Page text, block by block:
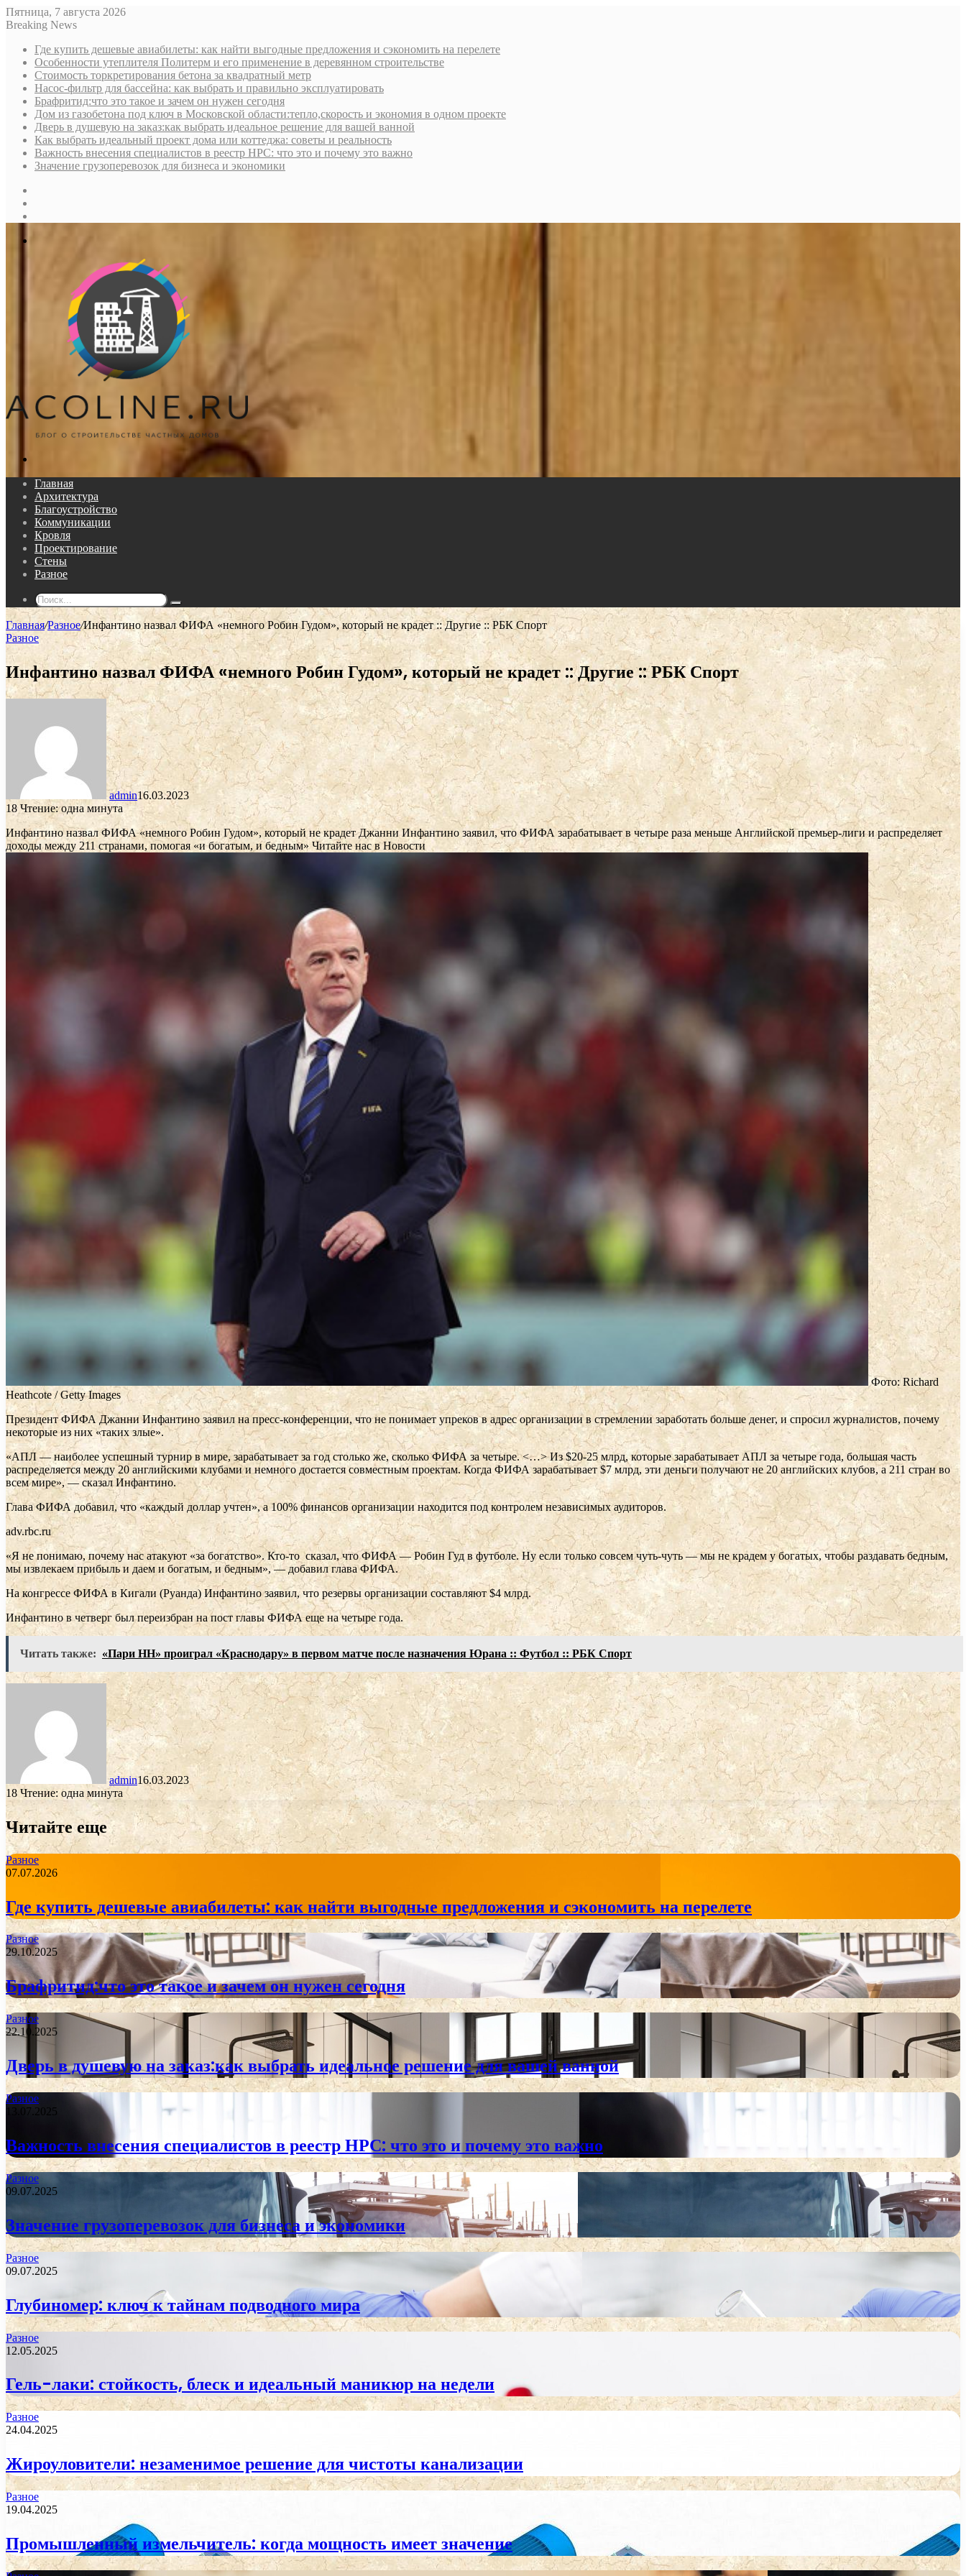
Пятница, 7 августа 2026
Breaking News
Где купить дешевые авиабилеты: как найти выгодные предложения и сэкономить на перелете
Особенности утеплителя Политерм и его применение в деревянном строительстве
Стоимость торкретирования бетона за квадратный метр
Насос-фильтр для бассейна: как выбрать и правильно эксплуатировать
Брафритид:что это такое и зачем он нужен сегодня
Дом из газобетона под ключ в Московской области:тепло,скорость и экономия в одном проекте
Дверь в душевую на заказ:как выбрать идеальное решение для вашей ванной
Как выбрать идеальный проект дома или коттеджа: советы и реальность
Важность внесения специалистов в реестр НРС: что это и почему это важно
Значение грузоперевозок для бизнеса и экономики
Главная
Архитектура
Благоустройство
Коммуникации
Кровля
Проектирование
Стены
Разное
Поиск...
Главная/Разное/Инфантино назвал ФИФА «немного Робин Гудом», который не крадет :: Другие :: РБК Спорт
Разное
Инфантино назвал ФИФА «немного Робин Гудом», который не крадет :: Другие :: РБК Спорт
admin16.03.2023
18Чтение: одна минута
Инфантино назвал ФИФА «немного Робин Гудом», который не крадетДжанни Инфантино заявил, что ФИФА зарабатывает в четыре раза меньше Английской премьер-лиги и распределяет
доходы между 211 странами, помогая «и богатым, и бедным»Читайте нас в Новости
Фото: Richard
Heathcote / Getty Images
Президент ФИФА Джанни Инфантино заявил на пресс-конференции, что не понимает упреков в адрес организации в стремлении заработать больше денег, и спросил журналистов, почему
некоторые из них «таких злые».
«АПЛ — наиболее успешный турнир в мире, зарабатывает за год столько же, сколько ФИФА за четыре. <…> Из $20-25 млрд, которые зарабатывает АПЛ за четыре года, большая часть
распределяется между 20 английскими клубами и немного достается совместным проектам. Когда ФИФА зарабатывает $7 млрд, эти деньги получают не 20 английских клубов, а 211 стран во
всем мире», — сказал Инфантино.
Глава ФИФА добавил, что «каждый доллар учтен», а 100% финансов организации находится под контролем независимых аудиторов.
adv.rbc.ru
«Я не понимаю, почему нас атакуют «за богатство». Кто-то сказал, что ФИФА — Робин Гуд в футболе. Ну если только совсем чуть-чуть — мы не крадем у богатых, чтобы раздавать бедным,
мы извлекаем прибыль и даем и богатым, и бедным», — добавил глава ФИФА.
На конгрессе ФИФА в Кигали (Руанда) Инфантино заявил, что резервы организации составляют $4 млрд.
Инфантино в четверг был переизбран на пост главы ФИФА еще на четыре года.
Читать также: «Пари НН» проиграл «Краснодару» в первом матче после назначения Юрана :: Футбол :: РБК Спорт
admin16.03.2023
18 Чтение: одна минута
Читайте еще
Разное
07.07.2026
Где купить дешевые авиабилеты: как найти выгодные предложения и сэкономить на перелете
Разное
29.10.2025
Брафритид:что это такое и зачем он нужен сегодня
Разное
22.10.2025
Дверь в душевую на заказ:как выбрать идеальное решение для вашей ванной
Разное
13.07.2025
Важность внесения специалистов в реестр НРС: что это и почему это важно
Разное
09.07.2025
Значение грузоперевозок для бизнеса и экономики
Разное
09.07.2025
Глубиномер: ключ к тайнам подводного мира
Разное
12.05.2025
Гель-лаки: стойкость, блеск и идеальный маникюр на недели
Разное
24.04.2025
Жироуловители: незаменимое решение для чистоты канализации
Разное
19.04.2025
Промышленный измельчитель: когда мощность имеет значение